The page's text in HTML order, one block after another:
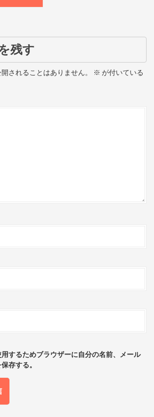
残す
されることはありません。 ※ が付いている
するためブラウザーに自分の名前、メール
存する。